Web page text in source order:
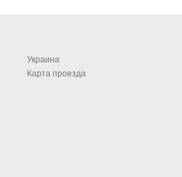
Украина
Карта проезда